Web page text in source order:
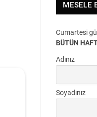
MESELE
Cumartesi
BÜTÜN
Adınız
Soyadınız